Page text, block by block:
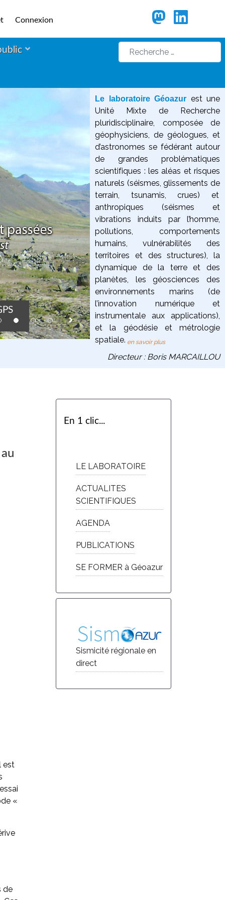
Connexion
Rechercher
Flotteurs
où le premier
in the Géoazur
born in 2012.
Le laboratoire Géoazur est une
Unité Mixte de Recherche
pluridisciplinaire, composée de
géophysiciens, de géologues, et
d’astronomes se fédérant autour
de grandes problématiques
scientifiques : les aléas et risques
naturels (séismes, glissements de
terrain, tsunamis, crues) et
anthropiques (séismes et
vibrations induits par l’homme,
pollutions, comportements
humains, vulnérabilités des
territoires et des structures), la
dynamique de la terre
et des
planètes, lesgéosciences des
environnements marins (de
l’innovation numérique et
instrumentale aux applications),
et la géodésie et métrologie
spatiale. en savoir plus
Directeur : Boris MARCAILLOU
est
«
de
En 1 clic...
LE LABORATOIRE
ACTUALITES
SCIENTIFIQUES
AGENDA
PUBLICATIONS
SE FORMER à Géoazur
Sismicité régionale en
direct